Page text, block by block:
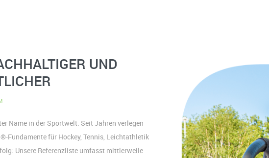
UND
Name in der Sportwelt. Seit Jahren verlegen
Fundamente für Hockey, Tennis, Leichtathletik
Unsere Referenzliste umfasst mittlerweile